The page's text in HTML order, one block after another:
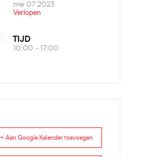
mei 07 2023
Verlopen
TIJD
10:00 - 17:00
+ Aan Google Kalender toevoegen